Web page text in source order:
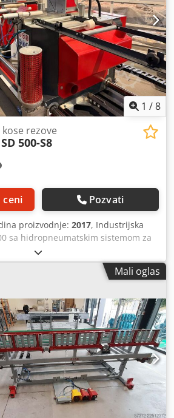
1 /8
rezove
SD 500-S8
ceni Pozvati
proizvodnje: 2017, Industrijska
sa hidropneumatskim sistemom za
model mašine sa sečivima
standardnoj verziji, leva glava je
pokretna i pomera se pomoću
od pogona pokretne glave.
fiksnim graničnicima za uglove od
dobiti i intermedijarne uglove. Obе
vertikalnim i horizontalnim pritiscima.
uglom od 45° u odnosu na centar,
Zahvaljujući tome što se
prema gore i vertikalni pritiskci
najčvršćoj tački, profil se ne
Ovo je osnova za očuvanje
Mali oglas